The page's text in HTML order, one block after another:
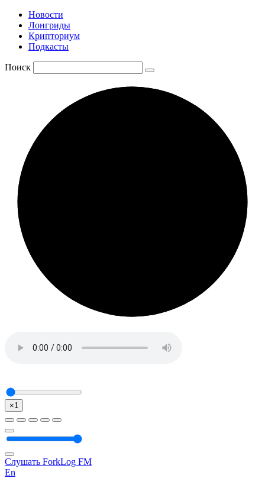
Новости
Лонгриды
Крипториум
Подкасты
Поиск
×1
Слушать ForkLog FM
En